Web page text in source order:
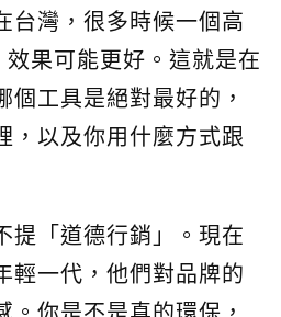
台灣，很多時候一個高
果可能更好。這就是在
工具是絕對最好的，
，以及你用什麼方式跟
提「道德行銷」。現在
輕一代，他們對品牌的